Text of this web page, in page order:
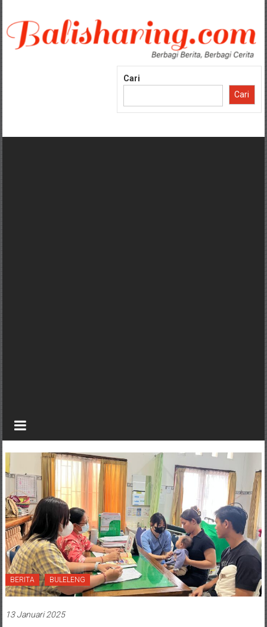
konten
Cari
Cari
BERITA BULELENG
13 Januari 2025